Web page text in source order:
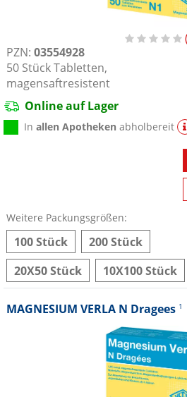
PZN: 03554928
50 Stück Tabletten,
magensaftresistent
Online auf Lager
Inallen Apotheken abholbereit
Weitere Packungsgrößen:
100 Stück
200 Stück
20X50 Stück
10X100 Stück
MAGNESIUM VERLA N Dragees 1